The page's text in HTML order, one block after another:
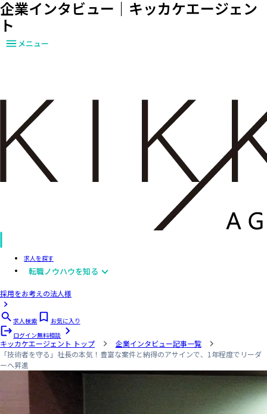
企業インタビュー｜キッカケエージェン
ト
メニュー
求人を探す
転職ノウハウを知る
採用をお考えの法人様
求人検索
お気に入り
ログイン無料相談
キッカケエージェント トップ
企業インタビュー記事一覧
「技術者を守る」社長の本気！豊富な案件と納得のアサインで、1年程度でリーダ
ーへ昇進